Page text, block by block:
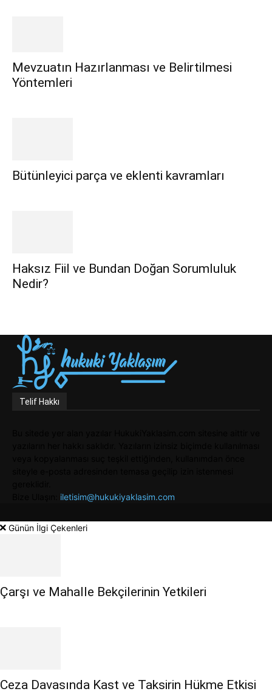
Mevzuatın Hazırlanması ve Belirtilmesi
Yöntemleri
Bütünleyici parça ve eklenti kavramları
Haksız Fiil ve Bundan Doğan Sorumluluk
Nedir?
Telif Hakkı
iletisim@hukukiyaklasim.com
Günün İlgi Çekenleri
Çarşı ve Mahalle Bekçilerinin Yetkileri
Ceza Davasında Kast ve Taksirin Hükme Etkisi